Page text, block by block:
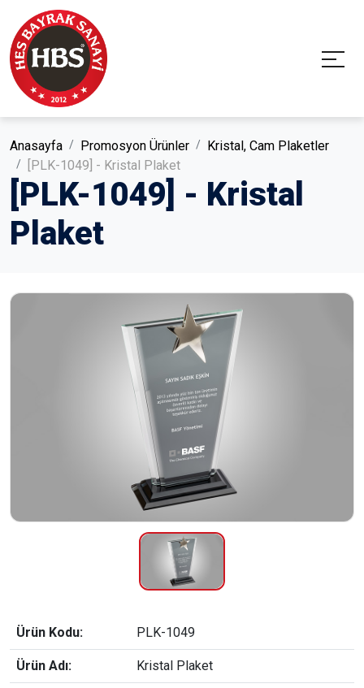
Anasayfa Promosyon Ürünler
Kristal, Cam Plaketler
[PLK-1049] - Kristal Plaket
[PLK-1049] - Kristal
Plaket
Ürün Kodu: PLK-1049
Ürün Adı: Kristal Plaket